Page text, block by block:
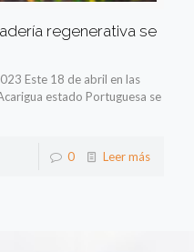
regenerativa se
Este 18 de abril en las
estado Portuguesa se
0 Leer más